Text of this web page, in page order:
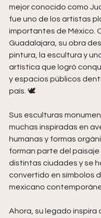
mejor conocido como
fue uno de los artistas
importantes de México.
Guadalajara, su obra
pintura, la escultura y
artística que logró
y espacios públicos
país. 🕊️
Sus esculturas
muchas inspiradas en
humanas y formas
forman parte del paisaje
distintas ciudades y se
convertido en símbolos
mexicano
Ahora, su legado inspira